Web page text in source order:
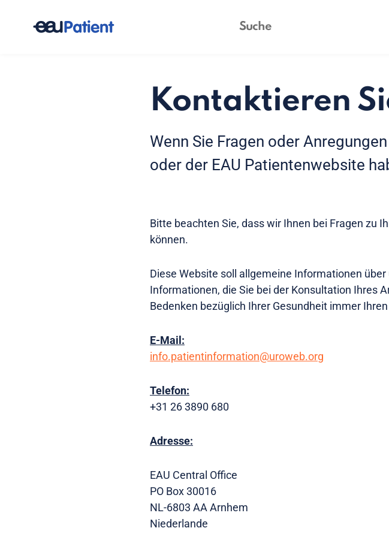
Kontaktieren
Wenn Sie Fragen oder
oder der EAU Patientenwebsite
Bitte beachten Sie, dass wir Ihnen bei Fragen zu
können.
Diese Website soll allgemeine Informationen
Informationen, die Sie bei der Konsultation Ihres
Bedenken bezüglich Ihrer Gesundheit immer
E-Mail:
info.patientinformation@uroweb.org
Telefon:
+31 26 3890 680
Adresse:
EAU Central Office
PO Box 30016
NL-6803 AA Arnhem
Niederlande